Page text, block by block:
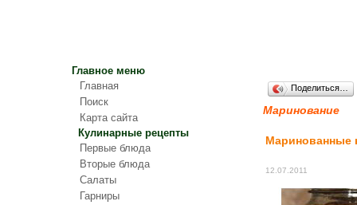
Главное меню
Главная
Поиск
Карта сайта
Кулинарные рецепты
Первые блюда
Вторые блюда
Салаты
Гарниры
Поделиться…
Маринование
Маринованные
12.07.2011